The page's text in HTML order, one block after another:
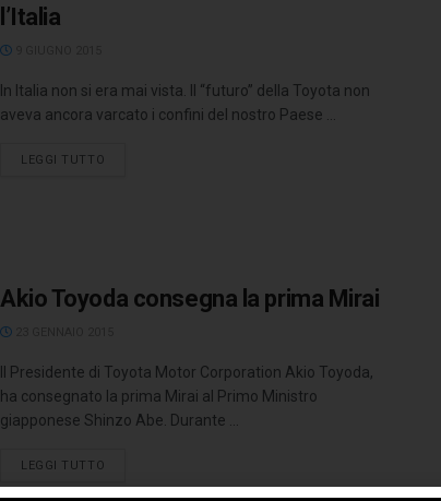
l’Italia
In Italia non si era mai vista. Il “futuro” della Toyota non
aveva ancora varcato i confini del nostro Paese ...
LEGGI TUTTO
Akio Toyoda consegna la prima Mirai
Il Presidente di Toyota Motor Corporation Akio Toyoda,
ha consegnato la prima Mirai al Primo Ministro
giapponese Shinzo Abe. Durante ...
LEGGI TUTTO